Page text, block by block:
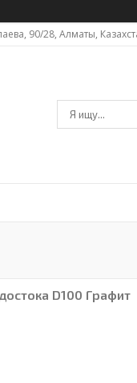
90/28, Алматы,
D100 Графит